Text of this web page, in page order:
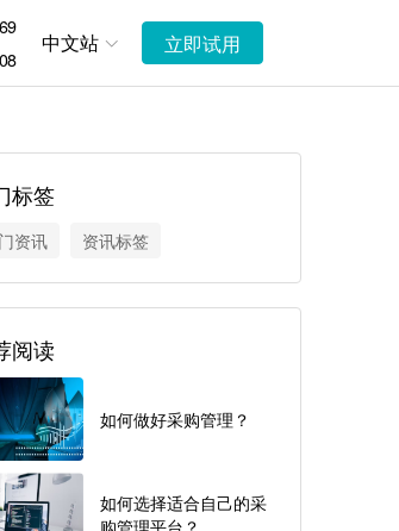
中文站 立即试用
标签
资讯 资讯标签
阅读
如何做好采购管理？
如何选择适合自己的采
购管理平台？